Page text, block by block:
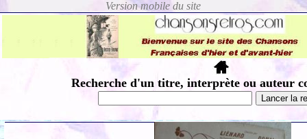
Recherche d'un titre, interprète ou auteur